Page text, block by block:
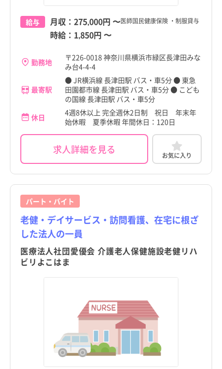
給与 月収： 275,000円 〜医師国民健康保険 ・制服貸与
時給： 1,850円 〜
勤務地
〒226-0018 神奈川県横浜市緑区長津田みな
み台4-4-4
最寄駅
● JR横浜線 長津田駅 バス・車5分 ● 東急
田園都市線 長津田駅 バス・車5分 ● こども
の国線 長津田駅 バス・車5分
休日
4週8休以上 完全週休2日制 祝日 年末年
始休暇 夏季休暇 年間休日：120日
求人詳細を見る お気に入り
パート・バイト
老健・デイサービス・訪問看護、在宅に根ざ
した法人の一員
医療法人社団愛優会 介護老人保健施設老健リハ
ビリよこはま